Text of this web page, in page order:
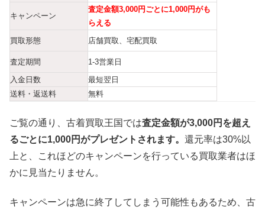
キャンペーン
査定金額3,000円ごとに1,000円がも
らえる
買取形態
店舗買取、宅配買取
査定期間
1-3営業日
入金日数
最短翌日
送料・返送料
無料
ご覧の通り、古着買取王国では査定金額が3,000円を超え
るごとに1,000円がプレゼントされます。 還元率は30%以
上と、これほどのキャンペーンを行っている買取業者はほ
かに見当たりません。
キャンペーンは急に終了してしまう可能性もあるため、古